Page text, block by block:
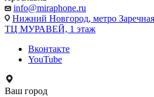
info@miraphone.ru
Нижний Новгород, метро
ТЦ МУРАВЕЙ, 1 этаж
Вконтакте
YouTube
Ваш город